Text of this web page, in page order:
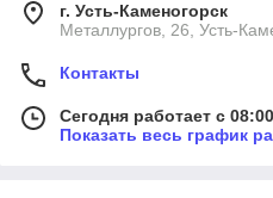
г. Усть-Каменогорск
Металлургов, 26, Усть-
Контакты
Сегодня работает с
Показать весь график